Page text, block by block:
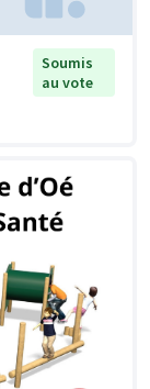
Soumis
au vote